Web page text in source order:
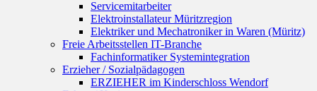
Servicemitarbeiter
Elektroinstallateur Müritzregion
Elektriker und Mechatroniker in Waren (Müritz)
Freie Arbeitsstellen IT-Branche
Fachinformatiker Systemintegration
Erzieher / Sozialpädagogen
ERZIEHER im Kinderschloss Wendorf